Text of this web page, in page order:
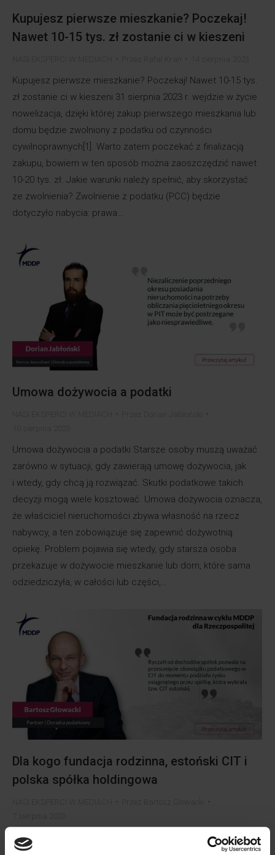
Kupujesz pierwsze mieszkanie? Poczekaj!
Nawet 10-15 tys. zł zostanie ci w kieszeni
Kupujesz pierwsze mieszkanie? Poczekaj! Nawet 10-15 tys.
zł zostanie ci w kieszeni 31 sierpnia 2023 r. wejdzie w życie
nowelizacja, dzięki której zakup pierwszego mieszkania lub
domu będzie zwolniony z podatku od czynności
cywilnoprawnych[1]. Warto zatem poczekać z finalizacją
zakupu, bowiem w ten sposób można zaoszczędzić nawet
10-20 tys. zł. Jakie warunki należy spełnić, aby skorzystać
ze zwolnienia? Zwolnienie z podatku (PCC) będzie
dotyczyło nabycia: prawa…
Umowa dożywocia a podatki
Umowa dożywocia a podatki Starsze osoby muszą uważać
zarówno w sytuacji, gdy zawierają umowę dożywocia, jak
i wtedy, gdy chcą ją rozwiązać. Skutki podatkowe takich
decyzji mogą wiele kosztować. Umowa dożywocia oznacza,
że właściciel nieruchomości zbywa własność na rzecz
nabywcy, a ten zobowiązuje się zapewnić dożywotnią
opiekę. Problem pojawia się wtedy, gdy starsza osoba
przekazuje w dożywocie mieszkanie lub dom, które sama
odziedziczyła, w całości lub części,…
Dla kogo fundacja rodzinna, estoński CIT i
polska spółka holdingowa
Dla kogo fundacja rodzinna, estoński CIT i polska spółka